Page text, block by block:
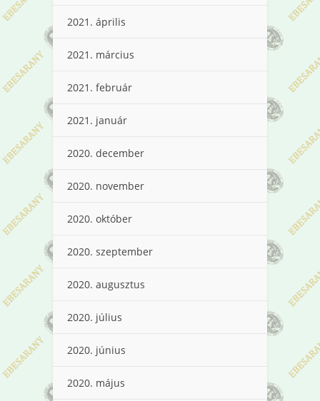
2021. április
2021. március
2021. február
2021. január
2020. december
2020. november
2020. október
2020. szeptember
2020. augusztus
2020. július
2020. június
2020. május